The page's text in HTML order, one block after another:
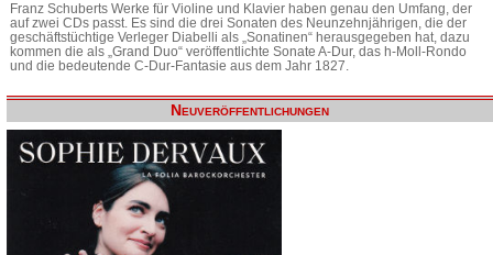
Franz Schuberts Werke für Violine und Klavier haben genau den Umfang, der
auf zwei CDs passt. Es sind die drei Sonaten des Neunzehnjährigen, die der
geschäftstüchtige Verleger Diabelli als „Sonatinen“ herausgegeben hat, dazu
kommen die als „Grand Duo“ veröffentlichte Sonate A-Dur, das h-Moll-Rondo
und die bedeutende C-Dur-Fantasie aus dem Jahr 1827.
Neuveröffentlichungen